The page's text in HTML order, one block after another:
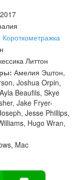
2017
Короткометражка
Литтон
Амелия Эштон,
, Joshua Orpin,
Ayla Beaufils, Skye
, Jake Fryer-
, Jesse Phillips,
, Hugo Wran,
Mac